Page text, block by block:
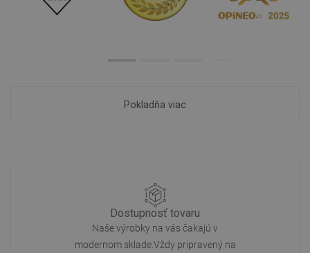
Pokladňa viac
Dostupnosť tovaru
Naše výrobky na vás čakajú v
modernom sklade.Vždy pripravený na